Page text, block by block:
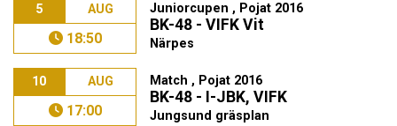
5 AUG
18:50
Juniorcupen , Pojat 2016
BK-48 - VIFK Vit
Närpes
10 AUG
17:00
Match , Pojat 2016
BK-48 - I-JBK, VIFK
Jungsund gräsplan